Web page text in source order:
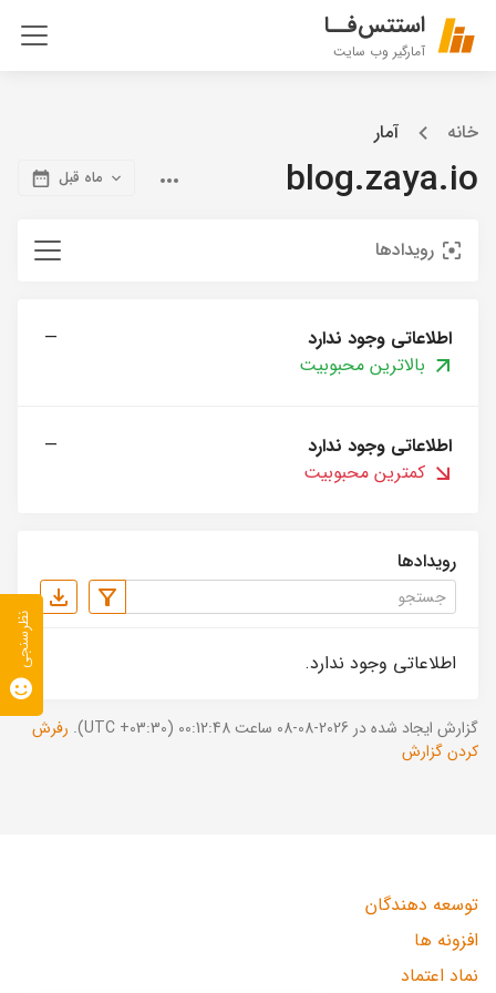
استتس‌فــا
آمارگیر وب سایت
خانه آمار
blog.zaya.io ماه قبل
رویدادها
اطلاعاتی وجود ندارد
—
بالاترین محبوبیت
اطلاعاتی وجود ندارد
—
کمترین محبوبیت
رویدادها
اطلاعاتی وجود ندارد.
گزارش ایجاد شده در 2026-08-08 ساعت 00:12:48 (UTC +03:30).
رفرش
کردن گزارش
توسعه دهندگان
افزونه ها
نماد اعتماد
نظرسنجی